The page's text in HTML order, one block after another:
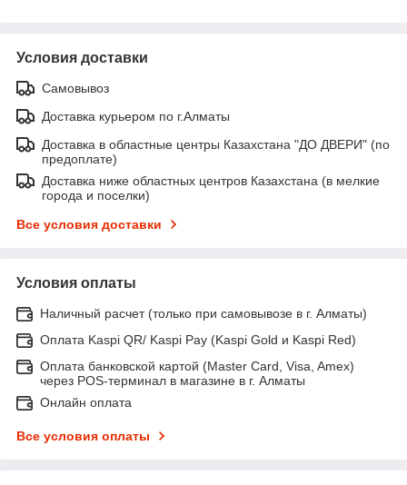
Условия доставки
Самовывоз
Доставка курьером по г.Алматы
Доставка в областные центры Казахстана "ДО ДВЕРИ" (по
предоплате)
Доставка ниже областных центров Казахстана (в мелкие
города и поселки)
Все условия доставки
Условия оплаты
Наличный расчет (только при самовывозе в г. Алматы)
Оплата Kaspi QR/ Kaspi Pay (Kaspi Gold и Kaspi Red)
Оплата банковской картой (Master Card, Visa, Amex)
через POS-терминал в магазине в г. Алматы
Онлайн оплата
Все условия оплаты